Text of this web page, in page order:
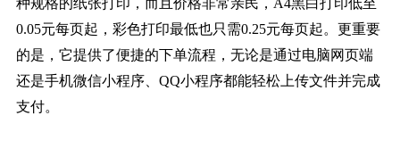
0.05元每页起，彩色打印最低也只需0.25元每页起。更重要
的是，它提供了便捷的下单流程，无论是通过电脑网页端
还是手机微信小程序、QQ小程序都能轻松上传文件并完成
支付。